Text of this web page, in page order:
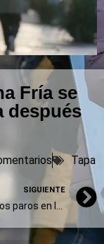
Fría se
después
Tapa
SIGUIENTE